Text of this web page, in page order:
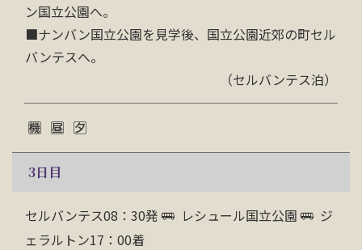
ン国立公園へ。
■ナンバン国立公園を見学後、国立公園近郊の町セル
バンテスへ。
（セルバンテス泊）
3日目
セルバンテス08：30発 レシュール国立公園
ジ
ェラルトン17：00着